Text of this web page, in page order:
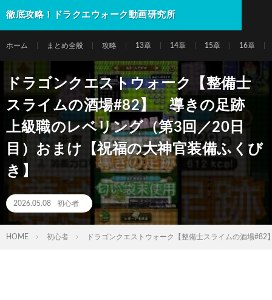
徹底攻略！ドラクエウォーク動画研究所
ホーム まとめ全般 攻略 13章 14章 15章 16章
ドラゴンクエストウォーク【整備士
スライムの酒場#82】 導きの足跡
上級職のレベリング（第3回／20日
目）おまけ【祝福の大神官装備ふくび
き】
2026.05.08 初心者
HOME 初心者 ドラゴンクエストウォーク【整備士スライムの酒場